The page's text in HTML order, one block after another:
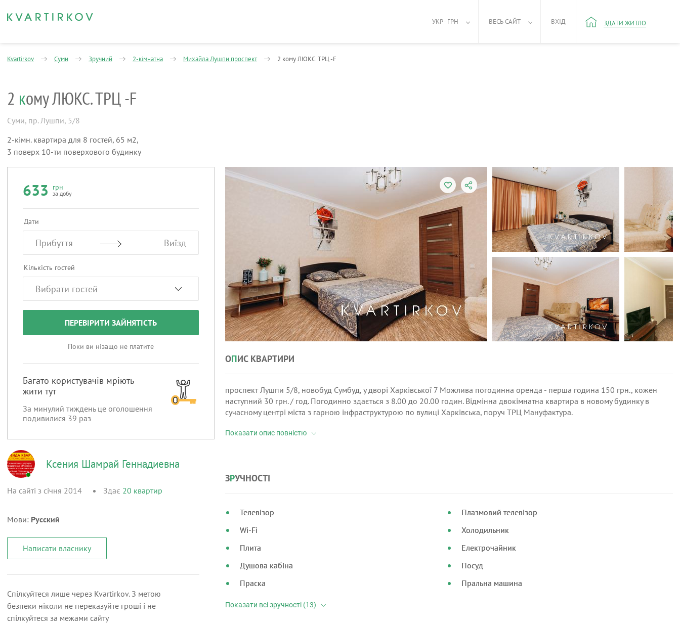
УКР - ГРН ВЕСЬ САЙТ ВХІД ЗДАТИ ЖИТЛО
Kvartirkov Суми Зручний 2-кімнатна Михайла Лушпи проспект 2 кому ЛЮКС. ТРЦ -F
2 кому ЛЮКС. ТРЦ -F
Суми, пр. Лушпи, 5/8
2-кімн. квартира для 8 гостей, 65 м2,
3 поверх 10-ти поверхового будинку
633 грн
за добу
Дати
Прибуття Виїзд
Кількість гостей
ПЕРЕВІРИТИ ЗАЙНЯТІСТЬ
Поки ви нізащо не платите
Багато користувачів мріють
жити тут
За минулий тиждень це оголошення
подивилися 39 раз
Ксения Шамрай Геннадиевна
На сайті з січня 2014 Здає 20 квартир
Мови: Русский
Написати власнику
Спілкуйтеся лише через Kvartirkov. З метою
безпеки ніколи не переказуйте гроші і не
спілкуйтеся за межами сайту
ОПИС КВАРТИРИ
проспект Лушпи 5/8, новобуд Сумбуд, у дворі Харківської 7 Можлива погодинна оренда - перша година 150 грн., кожен
наступний 30 грн. / год. Погодинно здається з 8.00 до 20.00 годин. Відмінна двокімнатна квартира в новому будинку в
сучасному центрі міста з гарною інфраструктурою по вулиці Харківська, поруч ТРЦ Мануфактура.
ЗРУЧНОСТІ
Телевізор
Wi-Fi
Плита
Душова кабіна
Праска
Плазмовий телевізор
Холодильник
Електрочайник
Посуд
Пральна машина